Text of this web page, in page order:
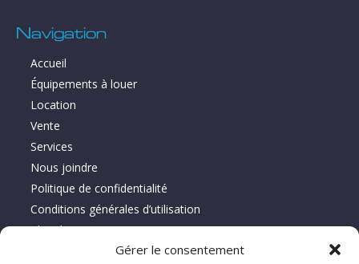
Gérer le consentement
Navigation
Accueil
Équipements à louer
Location
Vente
Services
Nous joindre
Politique de confidentialité
Conditions générales d’utilisation
Plan du site